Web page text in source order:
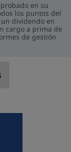
en su
los puntos del
dividendo en
cargo a prima de
de gestión